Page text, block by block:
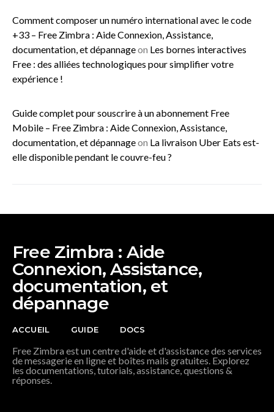
Comment composer un numéro international avec le code
+33 – Free Zimbra : Aide Connexion, Assistance,
documentation, et dépannageon Les bornes interactives
Free : des alliées technologiques pour simplifier votre
expérience !
Guide complet pour souscrire à un abonnement Free
Mobile – Free Zimbra : Aide Connexion, Assistance,
documentation, et dépannageon La livraison Uber Eats est-
elle disponible pendant le couvre-feu ?
Free Zimbra : Aide
Connexion, Assistance,
documentation, et
dépannage
ACCUEIL GUIDE DOCS
Free Zimbra est un centre d'aide et d'assistance des services
de messagerie en ligne et boîtes mails gratuites. Explorez
les documentations, tutorials, assistance, questions &
réponses.